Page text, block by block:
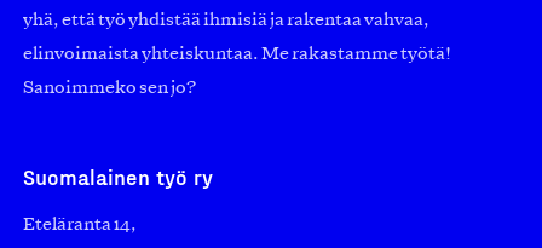
yhä, että työ yhdistää ihmisiä ja rakentaa vahvaa,
elinvoimaista yhteiskuntaa. Me rakastamme työtä!
Sanoimmeko sen jo?
Suomalainen työ ry
Eteläranta 14,